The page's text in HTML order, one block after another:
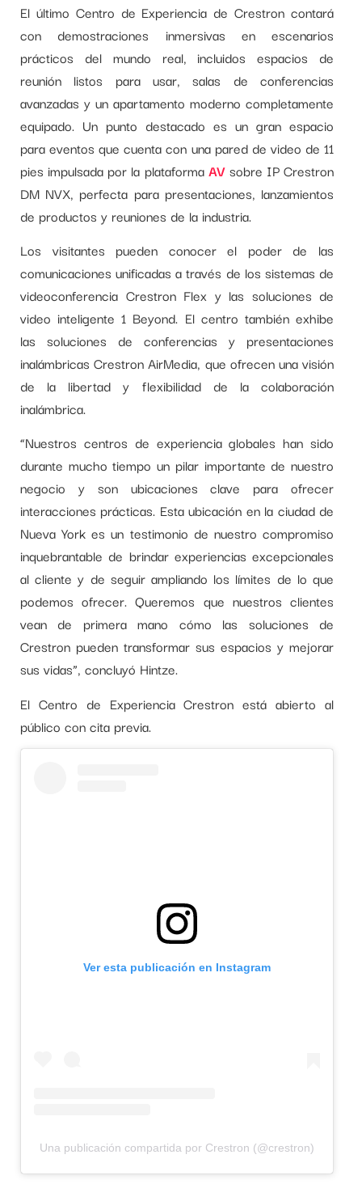
El último Centro de Experiencia de Crestron contará
con demostraciones inmersivas en escenarios
prácticos del mundo real, incluidos espacios de
reunión listos para usar, salas de conferencias
avanzadas y un apartamento moderno completamente
equipado. Un punto destacado es un gran espacio
para eventos que cuenta con una pared de video de 11
pies impulsada por la plataformaAVsobre IP Crestron
DM NVX, perfecta para presentaciones, lanzamientos
de productos y reuniones de la industria.
Los visitantes pueden conocer el poder de las
comunicaciones unificadas a través de los sistemas de
videoconferencia Crestron Flex y las soluciones de
video inteligente 1 Beyond. El centro también exhibe
las soluciones de conferencias y presentaciones
inalámbricas Crestron AirMedia, que ofrecen una visión
de la libertad y flexibilidad de la colaboración
inalámbrica.
“Nuestros centros de experiencia globales han sido
durante mucho tiempo un pilar importante de nuestro
negocio y son ubicaciones clave para ofrecer
interacciones prácticas. Esta ubicación en la ciudad de
Nueva York es un testimonio de nuestro compromiso
inquebrantable de brindar experiencias excepcionales
al cliente y de seguir ampliando los límites de lo que
podemos ofrecer. Queremos que nuestros clientes
vean de primera mano cómo las soluciones de
Crestron pueden transformar sus espacios y mejorar
sus vidas”, concluyó Hintze.
El Centro de Experiencia Crestron está abierto al
público con cita previa.
Ver esta publicación en Instagram
Una publicación compartida por Crestron (@crestron)